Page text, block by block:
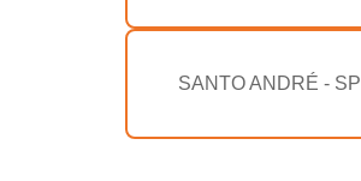
SANTO ANDRÉ - SP